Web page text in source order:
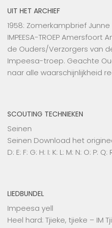
UIT HET ARCHIEF
1958: Zomerkampbrief Junne
IMPEESA-TROEP Amersfoort
de Ouders/Verzorgers van
Impeesa-troep. Geachte
naar alle waarschijnlijkheid
SCOUTING TECHNIEKEN
Seinen
Seinen Download het
D: E: F: G: H: I: K: L: M: N: O: P: Q:
LIEDBUNDEL
Impeesa yell
Heel hard: Tjieke, tjieke – IM